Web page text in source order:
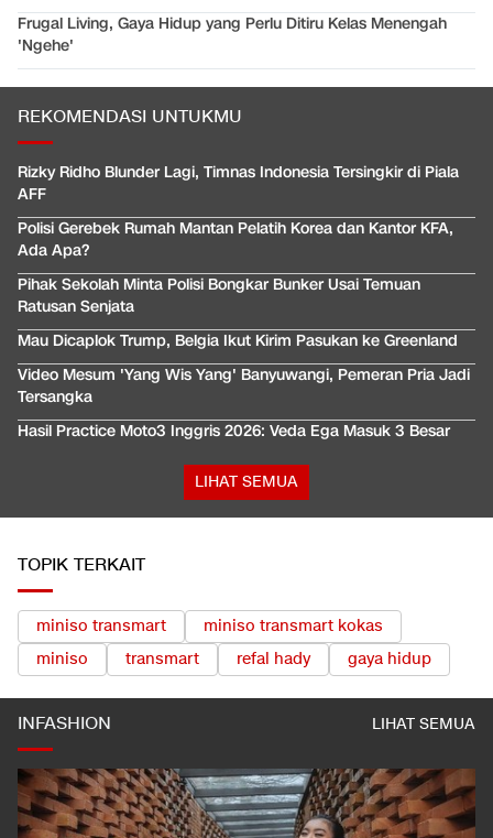
Frugal Living, Gaya Hidup yang Perlu Ditiru Kelas Menengah
'Ngehe'
REKOMENDASI UNTUKMU
Rizky Ridho Blunder Lagi, Timnas Indonesia Tersingkir di Piala
AFF
Polisi Gerebek Rumah Mantan Pelatih Korea dan Kantor KFA,
Ada Apa?
Pihak Sekolah Minta Polisi Bongkar Bunker Usai Temuan
Ratusan Senjata
Mau Dicaplok Trump, Belgia Ikut Kirim Pasukan ke Greenland
Video Mesum 'Yang Wis Yang' Banyuwangi, Pemeran Pria Jadi
Tersangka
Hasil Practice Moto3 Inggris 2026: Veda Ega Masuk 3 Besar
LIHAT SEMUA
TOPIK TERKAIT
miniso transmart
miniso transmart kokas
miniso
transmart refal hady gaya hidup
INFASHION LIHAT SEMUA